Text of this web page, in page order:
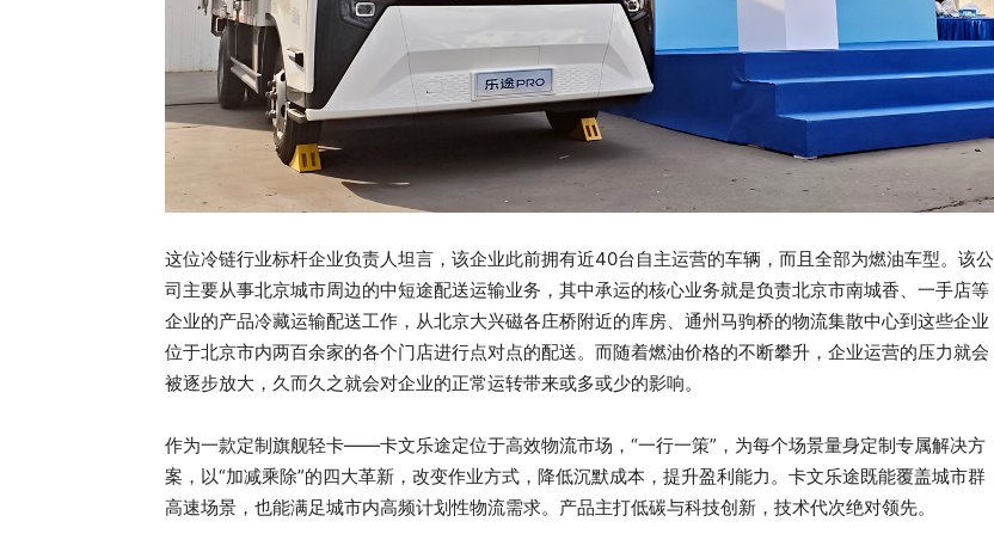
这位冷链行业标杆企业负责人坦言，该企业此前拥有近40台自主运营的车辆，而且全部为燃油车型。该公
司主要从事北京城市周边的中短途配送运输业务，其中承运的核心业务就是负责北京市南城香、一手店等
企业的产品冷藏运输配送工作，从北京大兴磁各庄桥附近的库房、通州马驹桥的物流集散中心到这些企业
位于北京市内两百余家的各个门店进行点对点的配送。而随着燃油价格的不断攀升，企业运营的压力就会
被逐步放大，久而久之就会对企业的正常运转带来或多或少的影响。
作为一款定制旗舰轻卡——卡文乐途定位于高效物流市场，“一行一策”，为每个场景量身定制专属解决方
案，以“加减乘除”的四大革新，改变作业方式，降低沉默成本，提升盈利能力。卡文乐途既能覆盖城市群
高速场景，也能满足城市内高频计划性物流需求。产品主打低碳与科技创新，技术代次绝对领先。